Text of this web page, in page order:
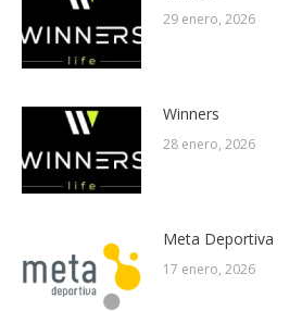
29 enero, 2026
Winners
28 enero, 2026
Meta Deportiva
17 enero, 2026